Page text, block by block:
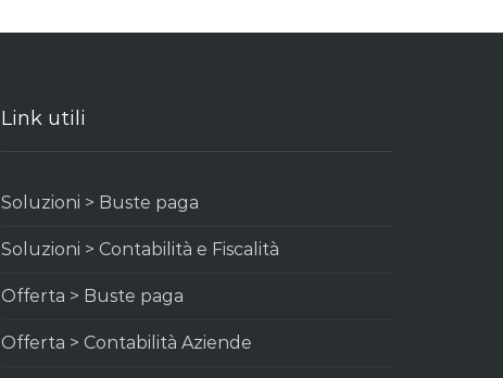
Link utili
Soluzioni > Buste paga
Soluzioni > Contabilità e Fiscalità
Offerta > Buste paga
Offerta > Contabilità Aziende